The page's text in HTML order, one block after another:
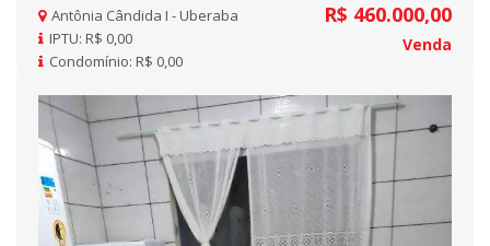
Antônia Cândida I - Uberaba
IPTU: R$ 0,00
Condomínio: R$ 0,00
R$ 460.000,00
Venda
Previous